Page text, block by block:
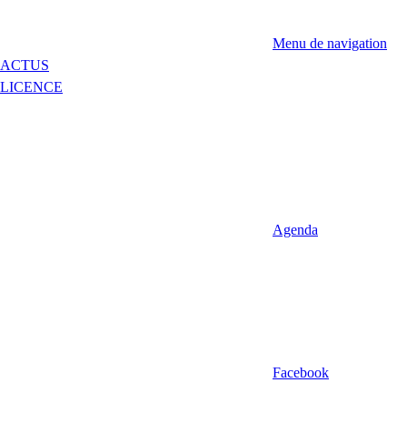
Menu de navigation
ACTUS
LICENCE
Agenda
Facebook